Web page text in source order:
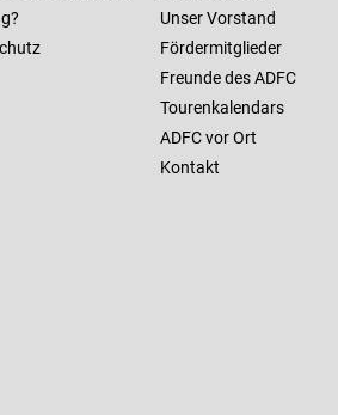
Unser Vorstand
Fördermitglieder
Freunde des ADFC
Tourenkalendars
ADFC vor Ort
Kontakt